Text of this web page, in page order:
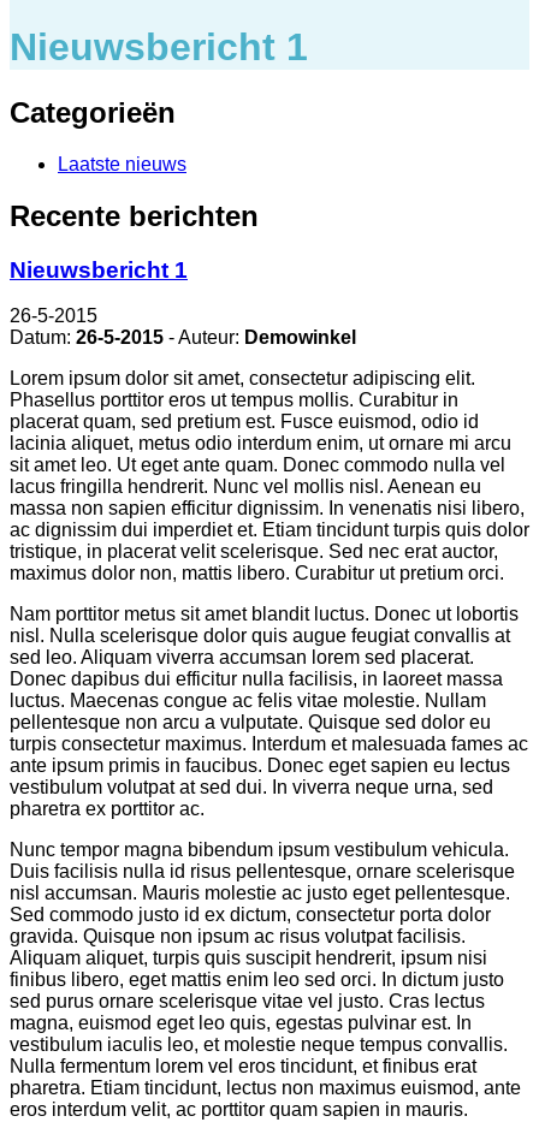
Nieuwsbericht 1
Categorieën
Laatste nieuws
Recente berichten
Nieuwsbericht 1
26-5-2015
Datum: 26-5-2015 - Auteur: Demowinkel
Lorem ipsum dolor sit amet, consectetur adipiscing elit.
Phasellus porttitor eros ut tempus mollis. Curabitur in
placerat quam, sed pretium est. Fusce euismod, odio id
lacinia aliquet, metus odio interdum enim, ut ornare mi arcu
sit amet leo. Ut eget ante quam. Donec commodo nulla vel
lacus fringilla hendrerit. Nunc vel mollis nisl. Aenean eu
massa non sapien efficitur dignissim. In venenatis nisi libero,
ac dignissim dui imperdiet et. Etiam tincidunt turpis quis dolor
tristique, in placerat velit scelerisque. Sed nec erat auctor,
maximus dolor non, mattis libero. Curabitur ut pretium orci.
Nam porttitor metus sit amet blandit luctus. Donec ut lobortis
nisl. Nulla scelerisque dolor quis augue feugiat convallis at
sed leo. Aliquam viverra accumsan lorem sed placerat.
Donec dapibus dui efficitur nulla facilisis, in laoreet massa
luctus. Maecenas congue ac felis vitae molestie. Nullam
pellentesque non arcu a vulputate. Quisque sed dolor eu
turpis consectetur maximus. Interdum et malesuada fames ac
ante ipsum primis in faucibus. Donec eget sapien eu lectus
vestibulum volutpat at sed dui. In viverra neque urna, sed
pharetra ex porttitor ac.
Nunc tempor magna bibendum ipsum vestibulum vehicula.
Duis facilisis nulla id risus pellentesque, ornare scelerisque
nisl accumsan. Mauris molestie ac justo eget pellentesque.
Sed commodo justo id ex dictum, consectetur porta dolor
gravida. Quisque non ipsum ac risus volutpat facilisis.
Aliquam aliquet, turpis quis suscipit hendrerit, ipsum nisi
finibus libero, eget mattis enim leo sed orci. In dictum justo
sed purus ornare scelerisque vitae vel justo. Cras lectus
magna, euismod eget leo quis, egestas pulvinar est. In
vestibulum iaculis leo, et molestie neque tempus convallis.
Nulla fermentum lorem vel eros tincidunt, et finibus erat
pharetra. Etiam tincidunt, lectus non maximus euismod, ante
eros interdum velit, ac porttitor quam sapien in mauris.